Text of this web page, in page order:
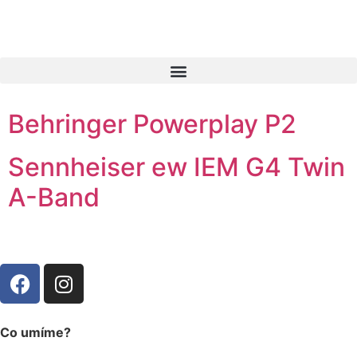
Behringer Powerplay P2
Sennheiser ew IEM G4 Twin
A-Band
Co umíme?